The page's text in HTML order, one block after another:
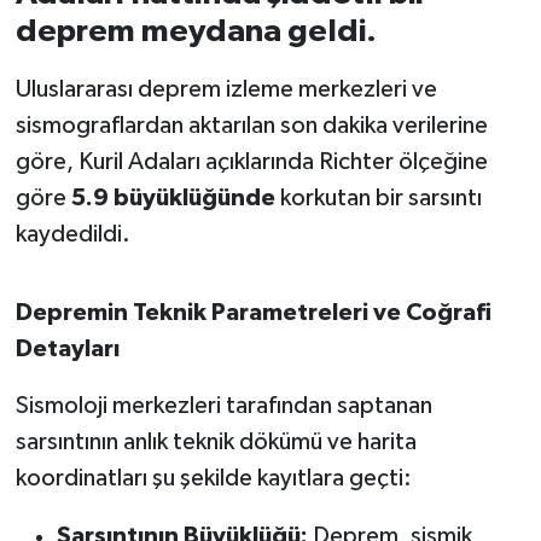
deprem meydana geldi.
Uluslararası deprem izleme merkezleri ve
sismograflardan aktarılan son dakika verilerine
göre, Kuril Adaları açıklarında Richter ölçeğine
göre 5.9 büyüklüğündekorkutan bir sarsıntı
kaydedildi.
Depremin Teknik Parametreleri ve Coğrafi
Detayları
Sismoloji merkezleri tarafından saptanan
sarsıntının anlık teknik dökümü ve harita
koordinatları şu şekilde kayıtlara geçti:
KENT GÜNDEMİ
Kepsut
KÜLTÜR-SANAT
MAGAZİN
MANŞET
OLAY